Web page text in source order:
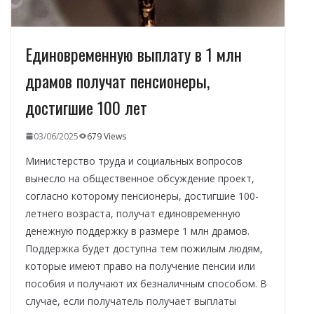
Единовременную выплату в 1 млн
драмов получат пенсионеры,
достигшие 100 лет
03/06/2025 679 Views
Министерство труда и социальных вопросов
вынесло на общественное обсуждение проект,
согласно которому пенсионеры, достигшие 100-
летнего возраста, получат единовременную
денежную поддержку в размере 1 млн драмов.
Поддержка будет доступна тем пожилым людям,
которые имеют право на получение пенсии или
пособия и получают их безналичным способом. В
случае, если получатель получает выплаты